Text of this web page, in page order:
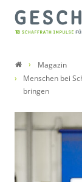
Magazin
Menschen bei
bringen